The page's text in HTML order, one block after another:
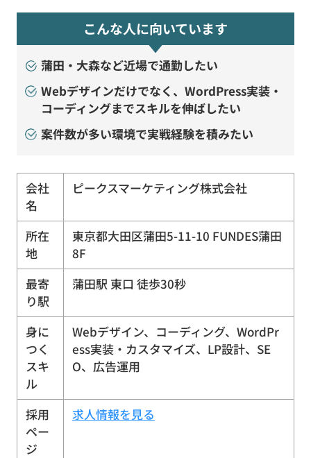
こんな人に向いています
蒲田・大森など近場で通勤したい
Webデザインだけでなく、WordPress実装・
コーディングまでスキルを伸ばしたい
案件数が多い環境で実戦経験を積みたい
会社
名
ピークスマーケティング株式会社
所在
地
東京都大田区蒲田5-11-10 FUNDES蒲田
8F
最寄
り駅
蒲田駅 東口 徒歩30秒
身に
つく
スキ
ル
Webデザイン、コーディング、WordPr
ess実装・カスタマイズ、LP設計、SE
O、広告運用
採用
ペー
ジ
求人情報を見る